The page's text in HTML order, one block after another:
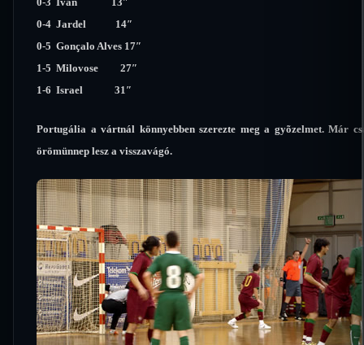
0-4 Jardel 14″
0-5 Gonçalo Alves 17″
1-5 Milovose 27″
1-6 Israel 31″
Portugália a vártnál könnyebben szerezte meg a gyõzelmet. Már
örömünnep lesz a visszavágó.